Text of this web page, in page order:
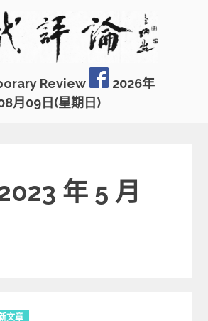
Review
2026年
月09日(星期日)
年 5 月
文章